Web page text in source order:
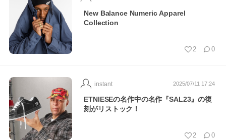
New Balance Numeric Apparel
Collection
2 0
2025/07/11 17:24
instant
ETNIESEの名作中の名作『SAL23』の復
刻がリストック！
2 0